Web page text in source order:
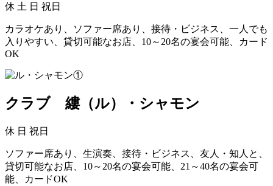
休 土 日 祝日
カラオケあり、ソファー席あり、接待・ビジネス、一人でも
入りやすい、貸切可能なお店、10～20名の宴会可能、カード
OK
クラブ 縷（ル）・シャモン
休 日 祝日
ソファー席あり、生演奏、接待・ビジネス、友人・知人と、
貸切可能なお店、10～20名の宴会可能、21～40名の宴会可
能、カードOK